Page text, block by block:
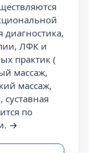
диагностика,
ЛФК и
практик (
массаж,
массаж,
по
→